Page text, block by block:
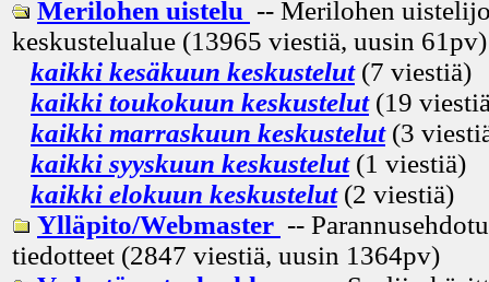
Merilohen uistelu -- Merilohen
keskustelualue (13965 viestiä, uusin 61pv)
kaikki kesäkuun keskustelut(7 viestiä)
kaikki toukokuun keskustelut(19
kaikki marraskuun keskustelut(3
kaikki syyskuun keskustelut(1 viestiä)
kaikki elokuun keskustelut(2 viestiä)
Ylläpito/Webmaster --
tiedotteet (2847 viestiä, uusin 1364pv)